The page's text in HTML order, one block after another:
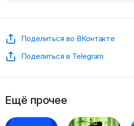
Поделиться во ВКонтакте
Поделиться в Telegram
Ещё прочее